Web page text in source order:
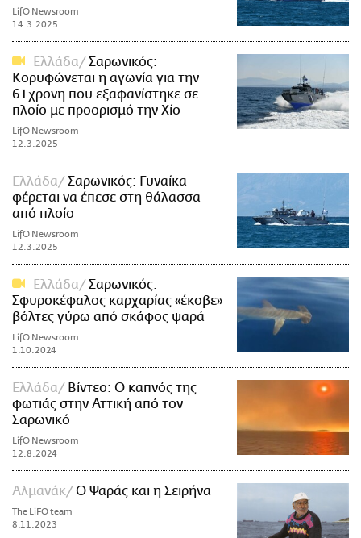
LifO Newsroom
14.3.2025
Ελλάδα
Σαρωνικός:
Κορυφώνεται η αγωνία για την
61χρονη που εξαφανίστηκε σε
πλοίο με προορισμό την Χίο
LifO Newsroom
12.3.2025
Ελλάδα
Σαρωνικός: Γυναίκα
φέρεται να έπεσε στη θάλασσα
από πλοίο
LifO Newsroom
12.3.2025
Ελλάδα
Σαρωνικός:
Σφυροκέφαλος καρχαρίας «έκοβε»
βόλτες γύρω από σκάφος ψαρά
LifO Newsroom
1.10.2024
Ελλάδα
Βίντεο: Ο καπνός της
φωτιάς στην Αττική από τον
Σαρωνικό
LifO Newsroom
12.8.2024
Αλμανάκ Ο Ψαράς και η Σειρήνα
The LiFO team
8.11.2023